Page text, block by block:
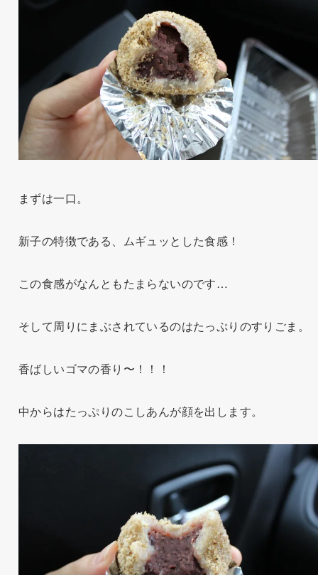
まずは一口。
新子の特徴である、ムギュッとした食感！
この食感がなんともたまらないのです…
そして周りにまぶされているのはたっぷりのすりごま。
香ばしいゴマの香り〜！！！
中からはたっぷりのこしあんが顔を出します。